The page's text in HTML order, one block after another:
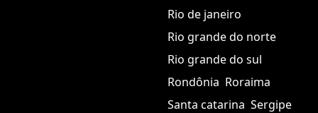
Rio de janeiro
Rio grande do norte
Rio grande do sul
Rondônia Roraima
Santa catarina Sergipe